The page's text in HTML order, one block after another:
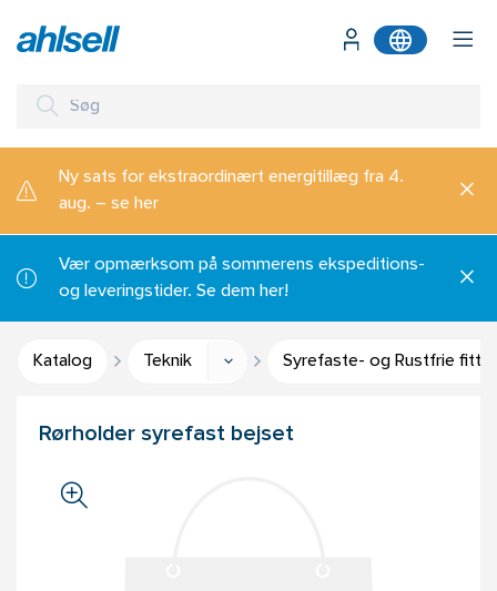
Ny sats for ekstraordinært energitillæg fra 4.
aug. – se her
Vær opmærksom på sommerens ekspeditions-
og leveringstider. Se dem her!
Katalog Teknik Syrefaste- og Rustfrie
Rørholder syrefast bejset